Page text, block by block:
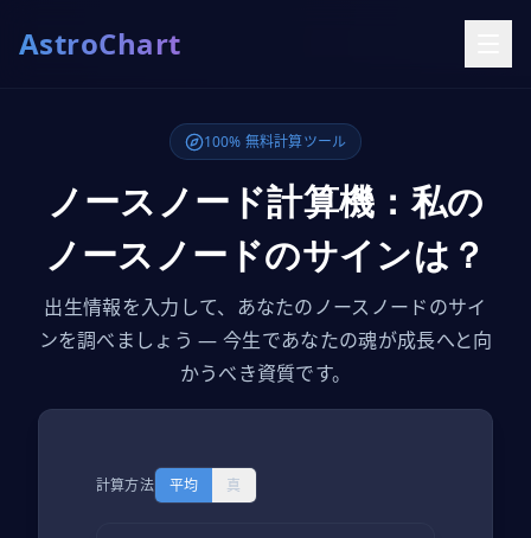
AstroChart
100% 無料計算ツール
ノースノード計算機：私の
ノースノードのサインは？
出生情報を入力して、あなたのノースノードのサイ
ンを調べましょう — 今生であなたの魂が成長へと向
かうべき資質です。
計算方法 平均 真